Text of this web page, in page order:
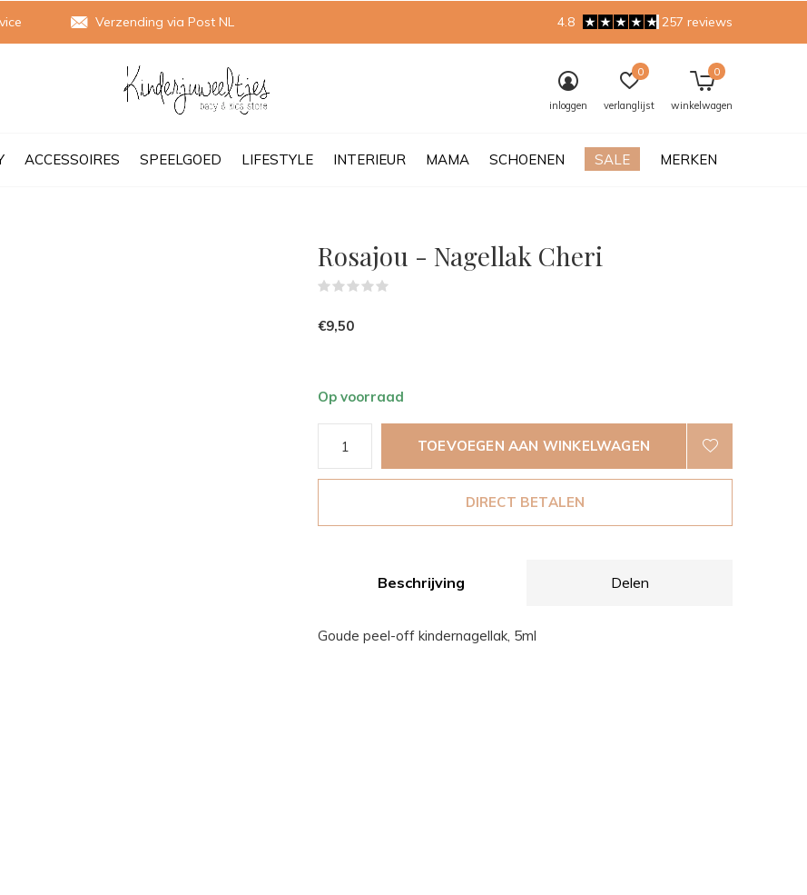
ACCESSOIRES SPEELGOED LIFESTYLE INTERIEUR MAMA SCHOENEN SALE MERKEN
inloggen verlanglijst
0
winkelwagen
0
Verzending via Post NL 4.8 257 reviews
Rosajou - Nagellak Cheri
€9,50
Op voorraad
TOEVOEGEN AAN WINKELWAGEN
DIRECT BETALEN
Beschrijving Delen
Goude peel-off kindernagellak, 5ml